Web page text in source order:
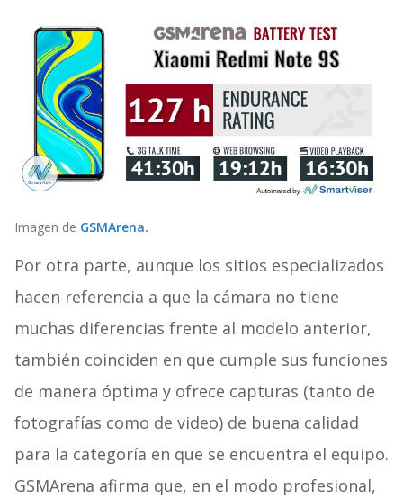
Imagen de GSMArena.
Por otra parte, aunque los sitios especializados
hacen referencia a que la cámara no tiene
muchas diferencias frente al modelo anterior,
también coinciden en que cumple sus funciones
de manera óptima y ofrece capturas (tanto de
fotografías como de video) de buena calidad
para la categoría en que se encuentra el equipo.
GSMArena afirma que, en el modo profesional,